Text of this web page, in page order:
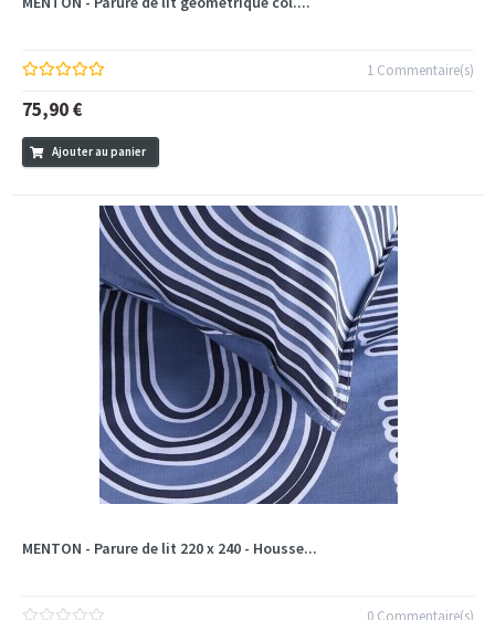
1 Commentaire(s)
75,90 €
Ajouter au panier
MENTON - Parure de lit 220 x 240 - Housse...
0 Commentaire(s)